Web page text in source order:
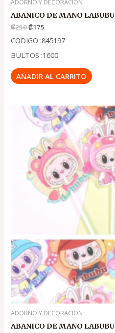
ADORNO Y DECORACION
ABANICO DE MANO LABUBU
₡250₡175
CODIGO :845197
BULTOS :1600
AÑADIR AL CARRITO
ADORNO Y DECORACION
ABANICO DE MANO LABUBU
El
precio
original
₡200
El
precio
actual
es:
.
₡150